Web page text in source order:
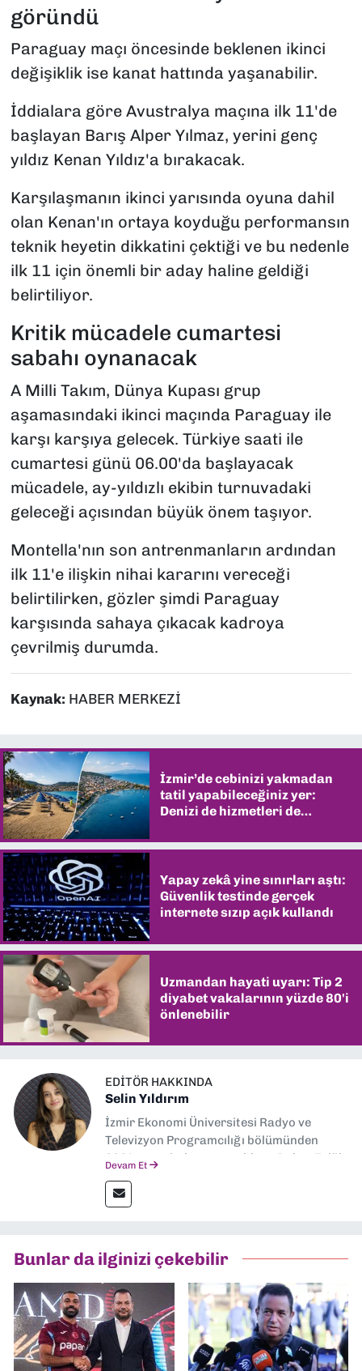
göründü
Paraguay maçı öncesinde beklenen ikinci
değişiklik ise kanat hattında yaşanabilir.
İddialara göre Avustralya maçına ilk 11'de
başlayan Barış Alper Yılmaz, yerini genç
yıldız Kenan Yıldız'a bırakacak.
Karşılaşmanın ikinci yarısında oyuna dahil
olan Kenan'ın ortaya koyduğu performansın
teknik heyetin dikkatini çektiği ve bu nedenle
ilk 11 için önemli bir aday haline geldiği
belirtiliyor.
Kritik mücadele cumartesi
sabahı oynanacak
A Milli Takım, Dünya Kupası grup
aşamasındaki ikinci maçında Paraguay ile
karşı karşıya gelecek. Türkiye saati ile
cumartesi günü 06.00'da başlayacak
mücadele, ay-yıldızlı ekibin turnuvadaki
geleceği açısından büyük önem taşıyor.
Montella'nın son antrenmanların ardından
ilk 11'e ilişkin nihai kararını vereceği
belirtilirken, gözler şimdi Paraguay
karşısında sahaya çıkacak kadroya
çevrilmiş durumda.
Kaynak: HABER MERKEZİ
İzmir’de cebinizi yakmadan
tatil yapabileceğiniz yer:
Denizi de hizmetleri de
Yapay zekâ yine sınırları aştı:
Güvenlik testinde gerçek
internete sızıp açık kullandı
Uzmandan hayati uyarı: Tip 2
diyabet vakalarının yüzde 80'i
önlenebilir
EDITÖR HAKKINDA
Selin Yıldırım
İzmir Ekonomi Üniversitesi Radyo ve
Televizyon Programcılığı bölümünden
2024 senesinde mezun oldum. Dokuz Eylül
editörlük görevini de üstleniyorum.
Devam Et
Bunlar da ilginizi çekebilir